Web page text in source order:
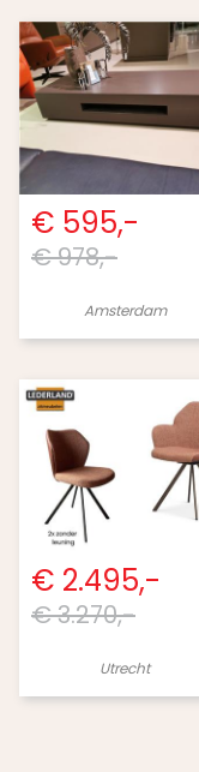
€ 595,-
€ 978,-
Amsterdam
€ 2.495,-
€ 3.270,-
Utrecht